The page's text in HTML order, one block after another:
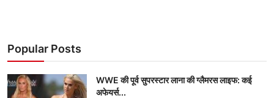
Popular Posts
WWE की पूर्व सुपरस्टार लाना की ग्लैमरस लाइफ: कई
अफेयर्स...